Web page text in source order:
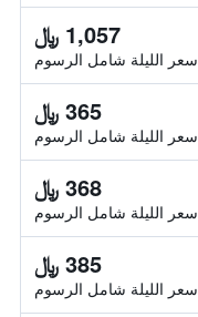
1,057 ﷼
سعر الليلة شامل الرسوم
365 ﷼
سعر الليلة شامل الرسوم
368 ﷼
سعر الليلة شامل الرسوم
385 ﷼
سعر الليلة شامل الرسوم